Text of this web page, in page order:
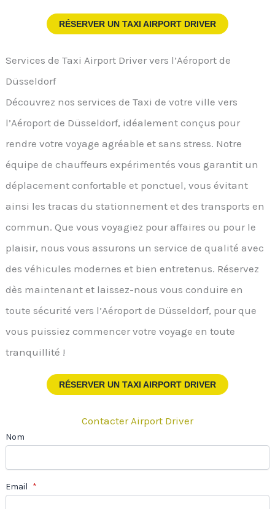
RÉSERVER UN TAXI AIRPORT DRIVER
Services de Taxi Airport Driver vers l’Aéroport de
Düsseldorf
Découvrez nos services de Taxi de votre ville vers
l’Aéroport de Düsseldorf, idéalement conçus pour
rendre votre voyage agréable et sans stress. Notre
équipe de chauffeurs expérimentés vous garantit un
déplacement confortable et ponctuel, vous évitant
ainsi les tracas du stationnement et des transports en
commun. Que vous voyagiez pour affaires ou pour le
plaisir, nous vous assurons un service de qualité avec
des véhicules modernes et bien entretenus. Réservez
dès maintenant et laissez-nous vous conduire en
toute sécurité vers l’Aéroport de Düsseldorf, pour que
vous puissiez commencer votre voyage en toute
tranquillité !
RÉSERVER UN TAXI AIRPORT DRIVER
Contacter Airport Driver
Nom
Email *